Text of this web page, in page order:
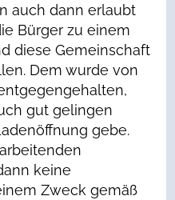
auch dann erlaubt
Bürger zu einem
diese Gemeinschaft
Dem wurde von
gut gelingen
gebe.
keine
Zweck gemäß